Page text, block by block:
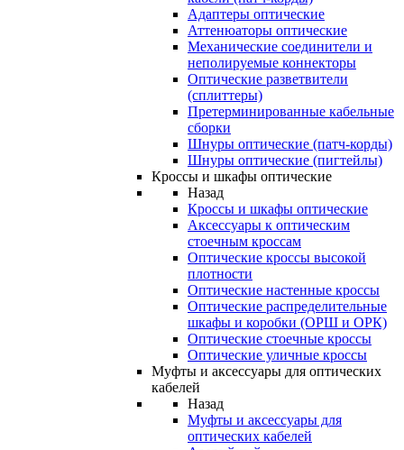
Адаптеры оптические
Аттенюаторы оптические
Механические соединители и
неполируемые коннекторы
Оптические разветвители
(сплиттеры)
Претерминированные кабельные
сборки
Шнуры оптические (патч-корды)
Шнуры оптические (пигтейлы)
Кроссы и шкафы оптические
Назад
Кроссы и шкафы оптические
Аксессуары к оптическим
стоечным кроссам
Оптические кроссы высокой
плотности
Оптические настенные кроссы
Оптические распределительные
шкафы и коробки (ОРШ и ОРК)
Оптические стоечные кроссы
Оптические уличные кроссы
Муфты и аксессуары для оптических
кабелей
Назад
Муфты и аксессуары для
оптических кабелей